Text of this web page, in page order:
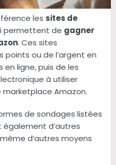
les sites de
permettent de gagner
. Ces sites
ou de l’argent en
ligne, puis de les
à utiliser
Amazon.
de sondages listées
d’autres
d’autres moyens